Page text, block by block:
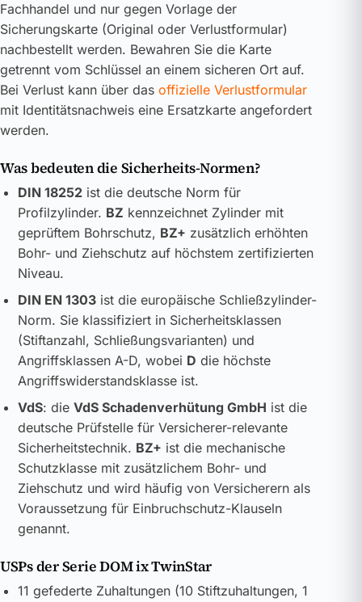
Fachhandel und nur gegen Vorlage der
Sicherungskarte (Original oder Verlustformular)
nachbestellt werden. Bewahren Sie die Karte
getrennt vom Schlüssel an einem sicheren Ort auf.
Bei Verlust kann über das offizielle Verlustformular
mit Identitätsnachweis eine Ersatzkarte angefordert
werden.
Was bedeuten die Sicherheits-Normen?
DIN 18252ist die deutsche Norm für
Profilzylinder. BZ kennzeichnet Zylinder mit
geprüftem Bohrschutz, BZ+ zusätzlich erhöhten
Bohr- und Ziehschutz auf höchstem zertifizierten
Niveau.
DIN EN 1303ist die europäische Schließzylinder-
Norm. Sie klassifiziert in Sicherheitsklassen
(Stiftanzahl, Schließungsvarianten) und
Angriffsklassen A-D, wobei D die höchste
Angriffswiderstandsklasse ist.
VdS: die VdS Schadenverhütung GmbH ist die
deutsche Prüfstelle für Versicherer-relevante
Sicherheitstechnik. BZ+ ist die mechanische
Schutzklasse mit zusätzlichem Bohr- und
Ziehschutz und wird häufig von Versicherern als
Voraussetzung für Einbruchschutz-Klauseln
genannt.
USPs der Serie DOM ix TwinStar
11 gefederte Zuhaltungen (10 Stiftzuhaltungen, 1